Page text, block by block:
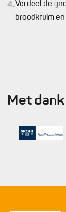
4.Verdeel de
broodkruim
Met dank